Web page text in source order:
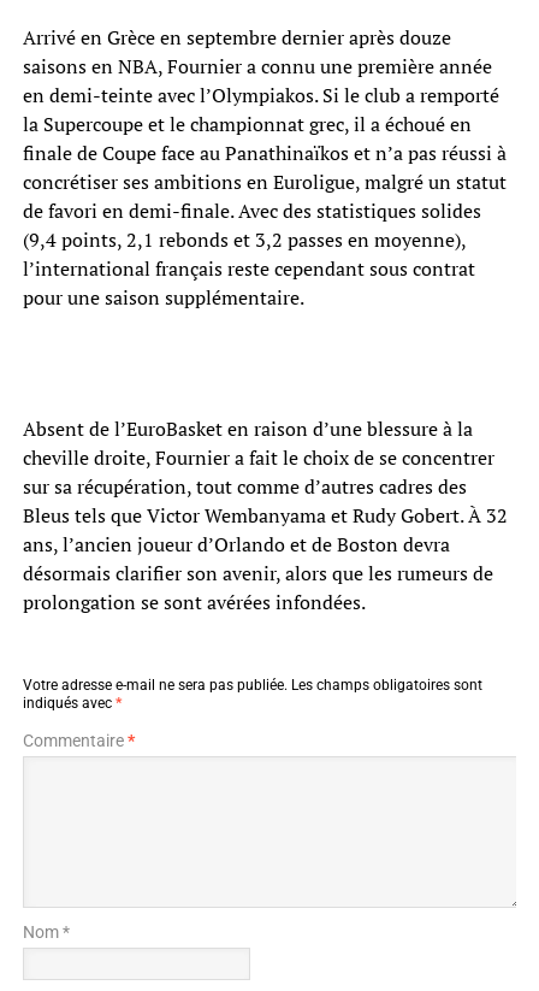
Arrivé en Grèce en septembre dernier après douze
saisons en NBA, Fournier a connu une première année
en demi-teinte avec l’Olympiakos. Si le club a remporté
la Supercoupe et le championnat grec, il a échoué en
finale de Coupe face au Panathinaïkos et n’a pas réussi à
concrétiser ses ambitions en Euroligue, malgré un statut
de favori en demi-finale. Avec des statistiques solides
(9,4 points, 2,1 rebonds et 3,2 passes en moyenne),
l’international français reste cependant sous contrat
pour une saison supplémentaire.
Absent de l’EuroBasket en raison d’une blessure à la
cheville droite, Fournier a fait le choix de se concentrer
sur sa récupération, tout comme d’autres cadres des
Bleus tels que Victor Wembanyama et Rudy Gobert. À 32
ans, l’ancien joueur d’Orlando et de Boston devra
désormais clarifier son avenir, alors que les rumeurs de
prolongation se sont avérées infondées.
Votre adresse e-mail ne sera pas publiée. Les champs obligatoires sont
indiqués avec *
Commentaire*
Nom *